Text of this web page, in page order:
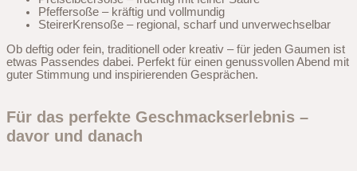
Pfeffersoße – kräftig und vollmundig
SteirerKrensoße – regional, scharf und unverwechselbar
Ob deftig oder fein, traditionell oder kreativ – für jeden Gaumen ist
etwas Passendes dabei. Perfekt für einen genussvollen Abend mit
guter Stimmung und inspirierenden Gesprächen.
Für das perfekte Geschmackserlebnis –
davor und danach